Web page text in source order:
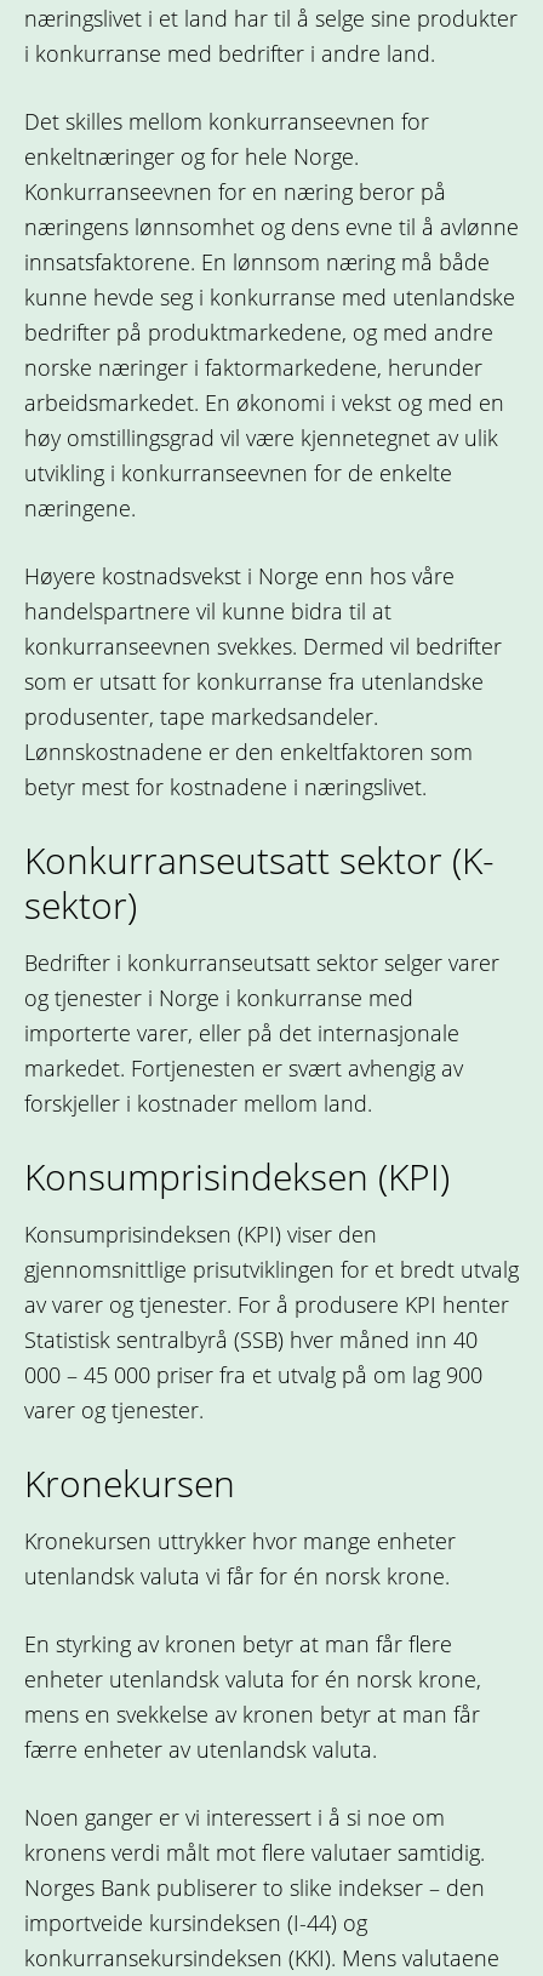
næringslivet i et land har til å selge sine produkter
i konkurranse med bedrifter i andre land.
Det skilles mellom konkurranseevnen for
enkeltnæringer og for hele Norge.
Konkurranseevnen for en næring beror på
næringens lønnsomhet og dens evne til å avlønne
innsatsfaktorene. En lønnsom næring må både
kunne hevde seg i konkurranse med utenlandske
bedrifter på produktmarkedene, og med andre
norske næringer i faktormarkedene, herunder
arbeidsmarkedet. En økonomi i vekst og med en
høy omstillingsgrad vil være kjennetegnet av ulik
utvikling i konkurranseevnen for de enkelte
næringene.
Høyere kostnadsvekst i Norge enn hos våre
handelspartnere vil kunne bidra til at
konkurranseevnen svekkes. Dermed vil bedrifter
som er utsatt for konkurranse fra utenlandske
produsenter, tape markedsandeler.
Lønnskostnadene er den enkeltfaktoren som
betyr mest for kostnadene i næringslivet.
Konkurranseutsatt sektor (K-
sektor)
Bedrifter i konkurranseutsatt sektor selger varer
og tjenester i Norge i konkurranse med
importerte varer, eller på det internasjonale
markedet. Fortjenesten er svært avhengig av
forskjeller i kostnader mellom land.
Konsumprisindeksen (KPI)
Konsumprisindeksen (KPI) viser den
gjennomsnittlige prisutviklingen for et bredt utvalg
av varer og tjenester. For å produsere KPI henter
Statistisk sentralbyrå (SSB) hver måned inn 40
000 – 45 000 priser fra et utvalg på om lag 900
varer og tjenester.
Kronekursen
Kronekursen uttrykker hvor mange enheter
utenlandsk valuta vi får for én norsk krone.
En styrking av kronen betyr at man får flere
enheter utenlandsk valuta for én norsk krone,
mens en svekkelse av kronen betyr at man får
færre enheter av utenlandsk valuta.
Noen ganger er vi interessert i å si noe om
kronens verdi målt mot flere valutaer samtidig.
Norges Bank publiserer to slike indekser – den
importveide kursindeksen (I-44) og
konkurransekursindeksen (KKI). Mens valutaene